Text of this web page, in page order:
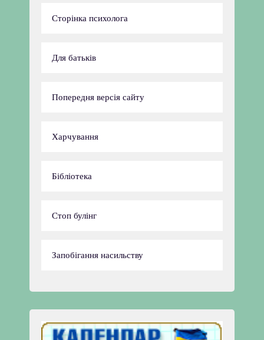
Сторінка психолога
Для батьків
Попередня версія сайту
Харчування
Бібліотека
Стоп булінг
Запобігання насильству